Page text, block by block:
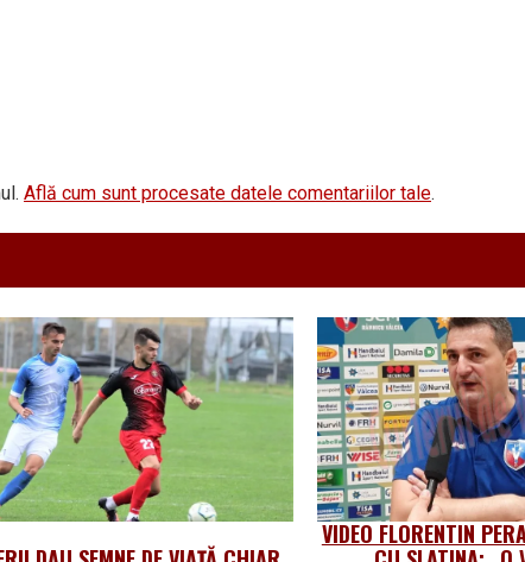
Află cum sunt procesate datele comentariilor tale.
VIDEO FLORENTIN